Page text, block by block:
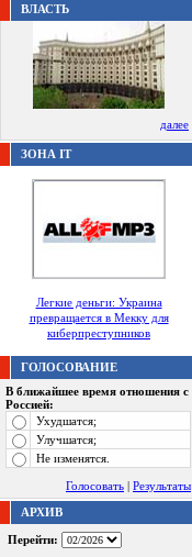
ВЛАСТЬ
далее
ЗОНА IT
Легкие деньги: Украина
превращается в Мекку для
киберпреступников
ГОЛОСОВАНИЕ
В ближайшее время отношения с
Россией:
Ухудшатся;
Улучшатся;
Не изменятся.
Голосовать | Результаты
АРХИВ
Перейти: